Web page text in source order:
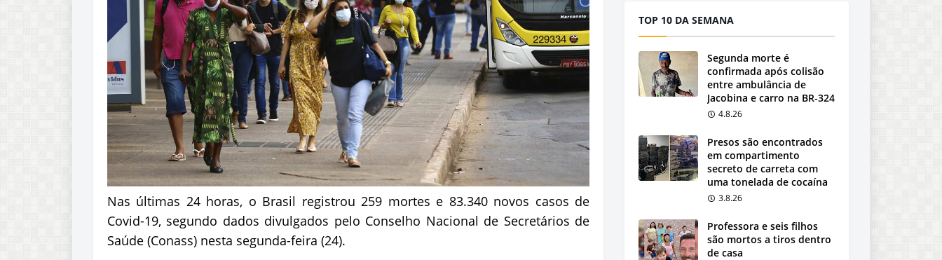
Nas últimas 24 horas, o Brasil registrou 259 mortes e 83.340 novos casos de
Covid-19, segundo dados divulgados pelo Conselho Nacional de Secretários de
Saúde (Conass) nesta segunda-feira (24).
TOP 10 DA SEMANA
Segunda morte é
confirmada após colisão
entre ambulância de
Jacobina e carro na BR-324
4.8.26
Presos são encontrados
em compartimento
secreto de carreta com
uma tonelada de cocaína
3.8.26
Professora e seis filhos
são mortos a tiros dentro
de casa